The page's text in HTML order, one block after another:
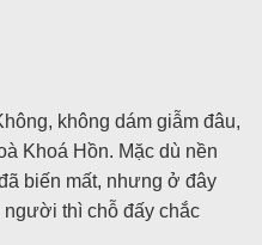
không dám giẫm đâu,
Khoá Hồn. Mặc dù nền
biến mất, nhưng ở đây
thì chỗ đấy chắc